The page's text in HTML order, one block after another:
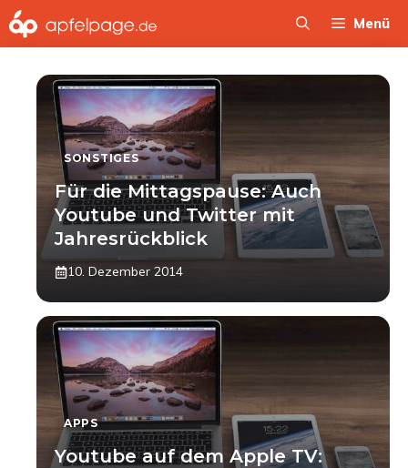
Zum
Inhalt
Menü
SONSTIGES
Für die Mittagspause: Auch
Youtube und Twitter mit
Jahresrückblick
10. Dezember 2014
APPS
Youtube auf dem Apple TV: